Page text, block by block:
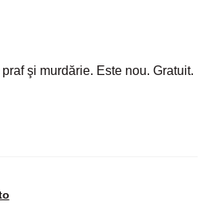
şi murdărie. Este nou. Gratuit.